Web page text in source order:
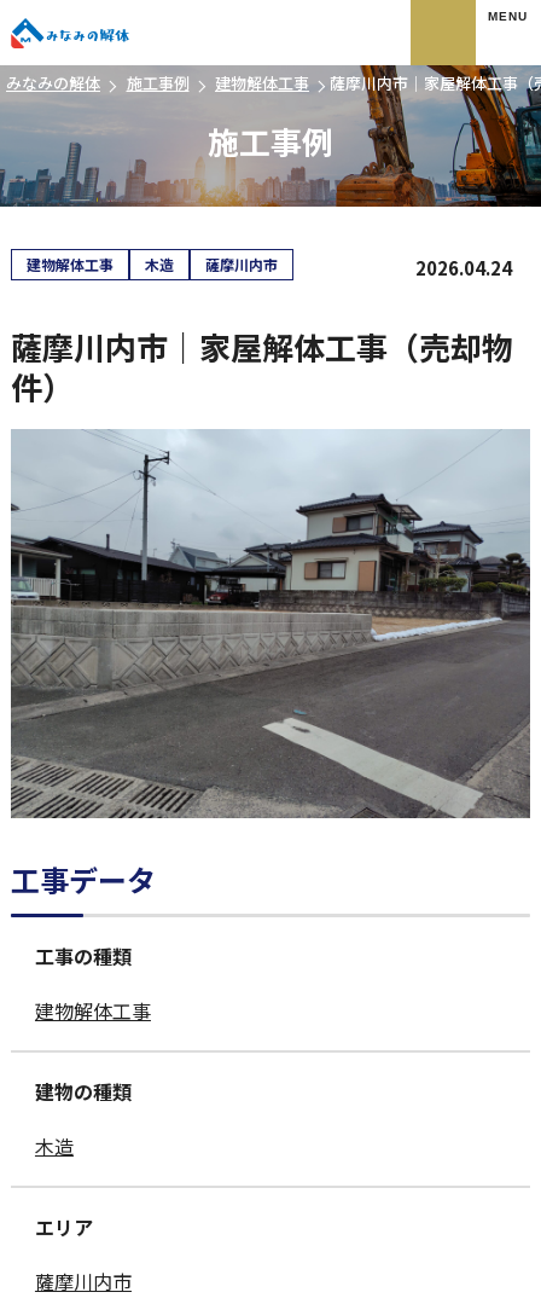
みなみの解体 施工事例 建物解体工事 薩摩川内市｜家屋解体工事（
施工事例
建物解体工事 木造 薩摩川内市 2026.04.24
薩摩川内市｜家屋解体工事（売却物
件）
工事データ
工事の種類
建物解体工事
建物の種類
木造
エリア
薩摩川内市